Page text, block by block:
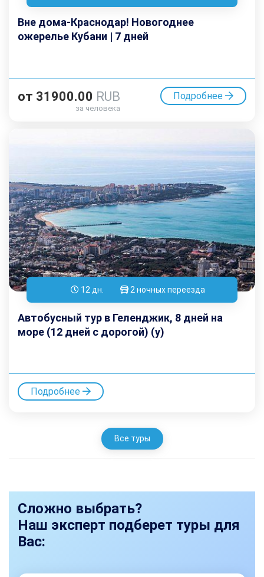
Вне дома-Краснодар! Новогоднее
ожерелье Кубани | 7 дней
от 31900.00 RUB
за человека
Подробнее
12 дн. 2 ночных переезда
Автобусный тур в Геленджик, 8 дней на
море (12 дней с дорогой) (у)
Подробнее
Все туры
Сложно выбрать?
Наш эксперт подберет туры для
Вас: